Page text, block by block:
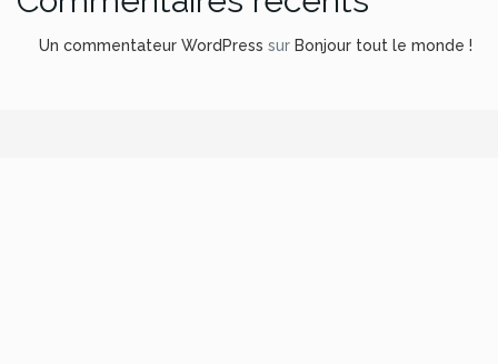
Un commentateur WordPress sur Bonjour tout le monde !